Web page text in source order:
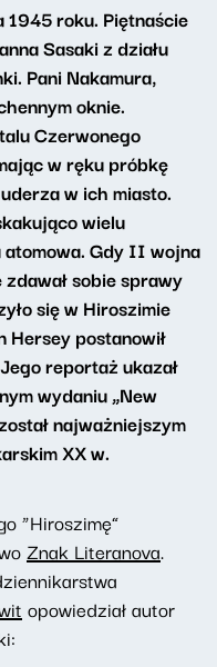
1945 roku. Piętnaście
Sasaki z działu
Pani Nakamura,
oknie.
Czerwonego
w ręku próbkę
w ich miasto.
wielu
atomowa. Gdy II wojna
sobie sprawy
się w Hiroszimie
Hersey postanowił
reportaż ukazał
wydaniu „New
najważniejszym
XX w.
“Hiroszimę”
Znak Literanova.
opowiedział autor